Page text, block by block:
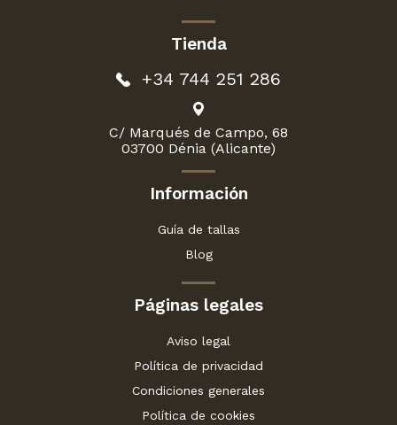
Tienda
+34 744 251 286
C/ Marqués de Campo, 68
03700 Dénia (Alicante)
Información
Guía de tallas
Blog
Páginas legales
Aviso legal
Política de privacidad
Condiciones generales
Política de cookies